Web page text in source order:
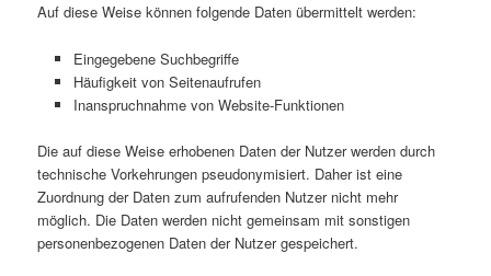
Auf diese Weise können folgende Daten übermittelt werden:
Eingegebene Suchbegriffe
Häufigkeit von Seitenaufrufen
Inanspruchnahme von Website-Funktionen
Die auf diese Weise erhobenen Daten der Nutzer werden durch
technische Vorkehrungen pseudonymisiert. Daher ist eine
Zuordnung der Daten zum aufrufenden Nutzer nicht mehr
möglich. Die Daten werden nicht gemeinsam mit sonstigen
personenbezogenen Daten der Nutzer gespeichert.